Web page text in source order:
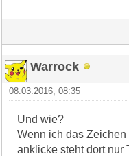
Warrock
08.03.2016, 08:35
Und wie?
Wenn ich das
anklicke steht dort nur